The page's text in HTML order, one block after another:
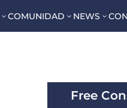
3 COMUNIDAD 3 NEWS 3
Free